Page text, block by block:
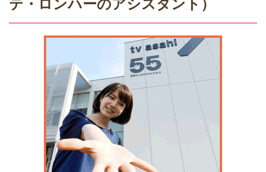
テ・ロンハーのアシスタント）